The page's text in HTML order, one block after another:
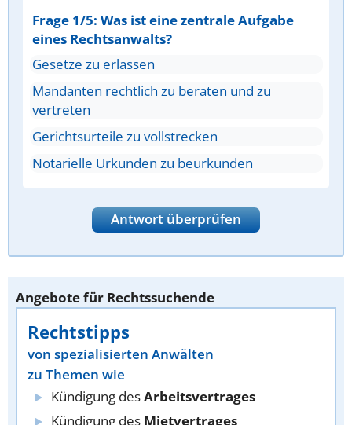
Frage 1/5: Was ist eine zentrale Aufgabe
eines Rechtsanwalts?
Gesetze zu erlassen
Mandanten rechtlich zu beraten und zu
vertreten
Gerichtsurteile zu vollstrecken
Notarielle Urkunden zu beurkunden
Antwort überprüfen
Angebote für Rechtssuchende
Rechtstipps
von spezialisierten Anwälten
zu Themen wie
Kündigung desArbeitsvertrages
Kündigung des Mietvertrages